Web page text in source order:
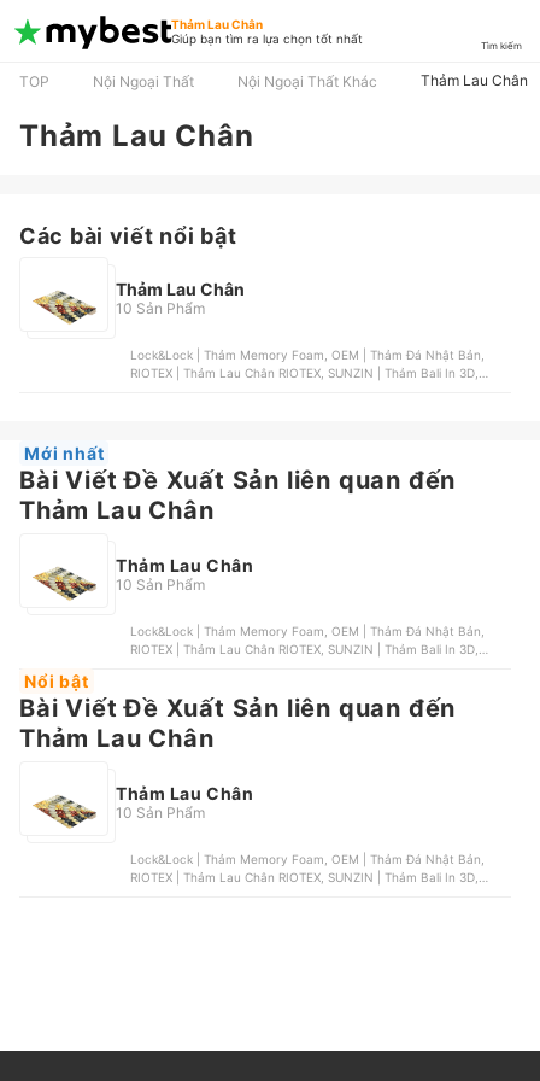
Thảm Lau Chân
Giúp bạn tìm ra lựa chọn tốt nhất
Tìm kiếm
TOP Nội Ngoại Thất Nội Ngoại Thất Khác Thảm Lau Chân
Thảm Lau Chân
Các bài viết nổi bật
Thảm Lau Chân
10 Sản Phẩm
Lock&Lock | Thảm Memory Foam, OEM | Thảm Đá Nhật Bản,
RIOTEX | Thảm Lau Chân RIOTEX, SUNZIN | Thảm Bali In 3D,
Mới nhất
Bài Viết Đề Xuất Sản liên quan đến
Thảm Lau Chân
Thảm Lau Chân
10 Sản Phẩm
Lock&Lock | Thảm Memory Foam, OEM | Thảm Đá Nhật Bản,
RIOTEX | Thảm Lau Chân RIOTEX, SUNZIN | Thảm Bali In 3D,
Nổi bật
Bài Viết Đề Xuất Sản liên quan đến
Thảm Lau Chân
Thảm Lau Chân
10 Sản Phẩm
Lock&Lock | Thảm Memory Foam, OEM | Thảm Đá Nhật Bản,
RIOTEX | Thảm Lau Chân RIOTEX, SUNZIN | Thảm Bali In 3D,